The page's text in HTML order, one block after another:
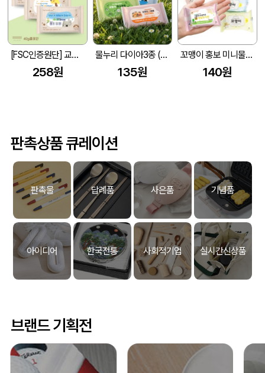
[FSC인증원단] 교회전도 3종 생분해 물티슈 (10매/15매/20매)
258원
물누리 다이아3종 (무광) 물티슈 10매/15매/20매
135원
꼬맹이 홍보 미니물티슈 10매
140원
판촉상품 큐레이션
판촉물 답례품 사은품 기념품
아이디어 한국전통 사회적기업 실시간신상품
브랜드 기획전